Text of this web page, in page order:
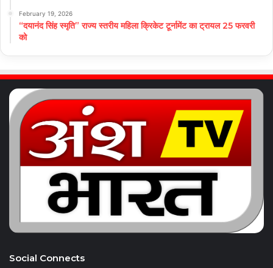
February 19, 2026
“दयानंद सिंह स्मृति” राज्य स्तरीय महिला क्रिकेट टूर्नामेंट का ट्रायल 25 फरवरी
को
Social Connects